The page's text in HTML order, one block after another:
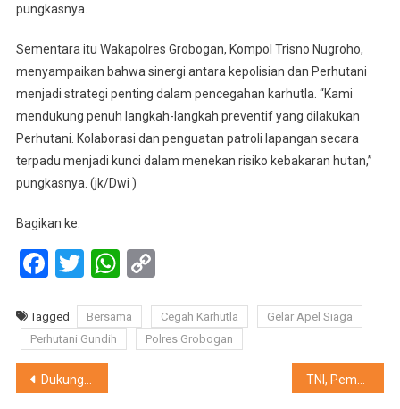
pungkasnya.
Sementara itu Wakapolres Grobogan, Kompol Trisno Nugroho,
menyampaikan bahwa sinergi antara kepolisian dan Perhutani
menjadi strategi penting dalam pencegahan karhutla. “Kami
mendukung penuh langkah-langkah preventif yang dilakukan
Perhutani. Kolaborasi dan penguatan patroli lapangan secara
terpadu menjadi kunci dalam menekan risiko kebakaran hutan,”
pungkasnya. (jk/Dwi )
Bagikan ke:
Facebook
TwitterWhatsApp
Copy
Tagged Bersama Cegah Karhutla
Gelar Apel Siaga
Perhutani Gundih
Polres Grobogan
Navigasi
Dukung Pembangunan Masjid, Perhutani Purwodadi dan TNI Gelar Patroli Simpatik